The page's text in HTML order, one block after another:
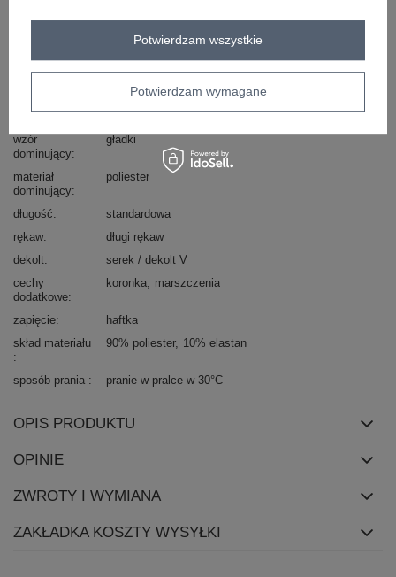
sposób prania : pranie w pralce w 30°C
Kod produktu
IT-BO-22160.01
ITALY MODA
styl
elegancki
wzór
dominujący
gładki
materiał
dominujący
poliester
długość
standardowa
rękaw
długi rękaw
dekolt
serek / dekolt V
cechy
dodatkowe
koronka marszczenia
zapięcie
haftka
skład materiału
90% poliester 10% elastan
sposób prania pranie w pralce w 30°C
OPIS PRODUKTU
OPINIE
ZWROTY I WYMIANA
ZAKŁADKA KOSZTY WYSYŁKI
Potwierdzam wymagane
Potwierdzam wszystkie